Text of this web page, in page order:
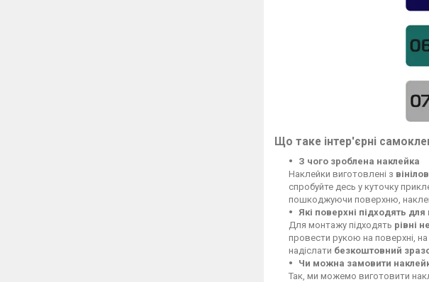
Що таке інтер'єрні
З чого зроблена наклейка
Наклейки виготовлені з
спробуйте десь у куточку
пошкоджуючи поверхню,
Які поверхні підходять
Для монтажу підходять рівні
провести рукою на поверхні,
надіслати безкоштовний
Чи можна замовити
Так, ми можемо виготовити